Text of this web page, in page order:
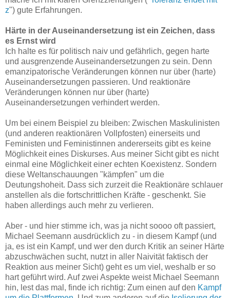
z") gute Erfahrungen.
Härte in der Auseinandersetzung ist ein Zeichen, dass
es Ernst wird
Ich halte es für politisch naiv und gefährlich, gegen harte
und ausgrenzende Auseinandersetzungen zu sein. Denn
emanzipatorische Veränderungen können nur über (harte)
Auseinandersetzungen passieren. Und reaktionäre
Veränderungen können nur über (harte)
Auseinandersetzungen verhindert werden.
Um bei einem Beispiel zu bleiben: Zwischen Maskulinisten
(und anderen reaktionären Vollpfosten) einerseits und
Feministen und Feministinnen andererseits gibt es keine
Möglichkeit eines Diskurses. Aus meiner Sicht gibt es nicht
einmal eine Möglichkeit einer echten Koexistenz. Sondern
diese Weltanschauungen "kämpfen" um die
Deutungshoheit. Dass sich zurzeit die Reaktionäre schlauer
anstellen als die fortschrittlichen Kräfte - geschenkt. Sie
haben allerdings auch mehr zu verlieren.
Aber - und hier stimme ich, was ja nicht soooo oft passiert,
Michael Seemann ausdrücklich zu - in diesem Kampf (und
ja, es ist ein Kampf, und wer den durch Kritik an seiner Härte
abzuschwächen sucht, nutzt in aller Naivität faktisch der
Reaktion aus meiner Sicht) geht es um viel, weshalb er so
hart geführt wird. Auf zwei Aspekte weist Michael Seemann
hin, lest das mal, finde ich richtig: Zum einen auf den Kampf